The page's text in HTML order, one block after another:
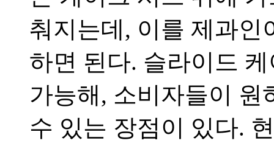
춰지는데, 이를 제과인
하면 된다. 슬라이드
가능해, 소비자들이 원
수 있는 장점이 있다.